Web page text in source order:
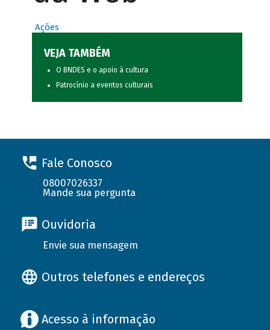
Ações
VEJA TAMBÉM
O BNDES e o apoio à cultura
Patrocínio a eventos culturais
Fale Conosco
08007026337
Mande sua pergunta
Ouvidoria
Envie sua mensagem
Outros telefones e endereços
Acesso à informação